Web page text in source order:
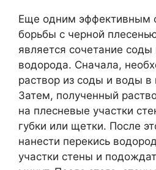
Еще одним эффективным
борьбы с черной
является сочетание соды
водорода. Сначала,
раствор из соды и воды в
Затем, полученный
на плесневые участки
губки или щетки. После
нанести перекись
участки стены и